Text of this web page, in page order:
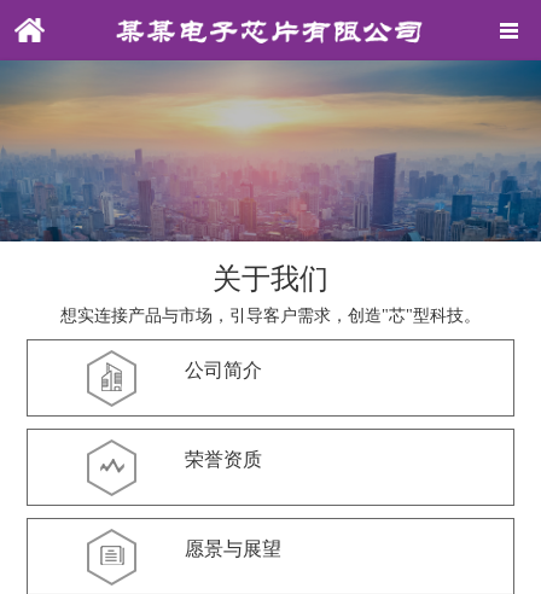
关于我们
想实连接产品与市场，引导客户需求，创造"芯"型科技。
公司简介
荣誉资质
愿景与展望